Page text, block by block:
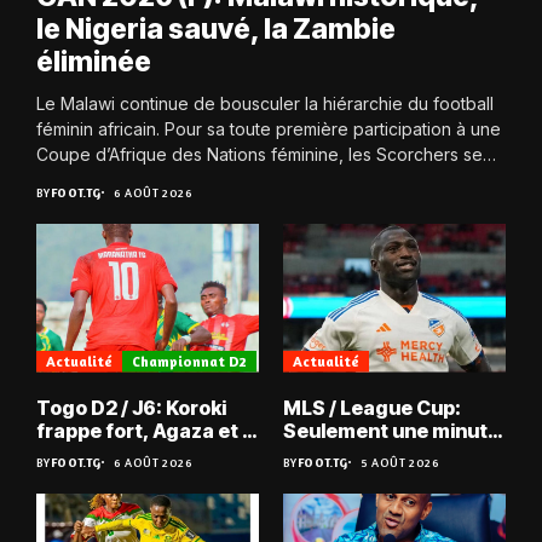
le Nigeria sauvé, la Zambie
éliminée
Le Malawi continue de bousculer la hiérarchie du football
féminin africain. Pour sa toute première participation à une
Coupe d’Afrique des Nations féminine, les Scorchers se
BYFOOT.TG 6 AOÛT 2026
Actualité Championnat D2
Togo D2 / J6: Koroki
frappe fort, Agaza et la
JCA assurent,
suspense avant Sara
FC – Doumbé FC
BYFOOT.TG 6 AOÛT 2026
Actualité
MLS / League Cup:
Seulement une minute
de jeu pour Kévin
Denkey
BYFOOT.TG 5 AOÛT 2026